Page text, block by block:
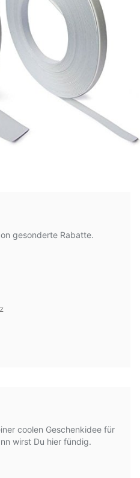
gesonderte Rabatte.
coolen Geschenkidee für
wirst Du hier fündig.